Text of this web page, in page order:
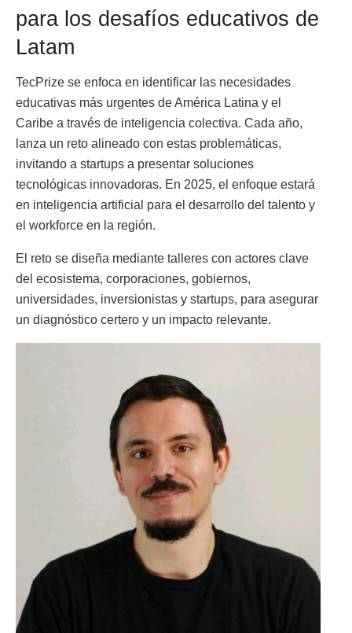
para los desafíos educativos de
Latam
TecPrize se enfoca en identificar las necesidades
educativas más urgentes de América Latina y el
Caribe a través de inteligencia colectiva. Cada año,
lanza un reto alineado con estas problemáticas,
invitando a startups a presentar soluciones
tecnológicas innovadoras. En 2025, el enfoque estará
en inteligencia artificial para el desarrollo del talento y
el workforce en la región.
El reto se diseña mediante talleres con actores clave
del ecosistema, corporaciones, gobiernos,
universidades, inversionistas y startups, para asegurar
un diagnóstico certero y un impacto relevante.